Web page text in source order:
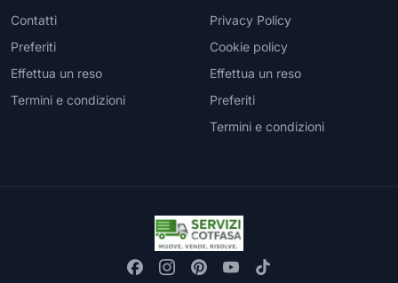
Contatti
Preferiti
Effettua un reso
Termini e condizioni
Privacy Policy
Cookie policy
Effettua un reso
Preferiti
Termini e condizioni